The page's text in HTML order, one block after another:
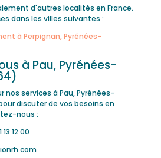
d'autres localités en France.
dans les villes suivantes :
à Perpignan, Pyrénées-
à Pau, Pyrénées-
nos services à Pau, Pyrénées-
discuter de vos besoins en
nous :
13 12 00